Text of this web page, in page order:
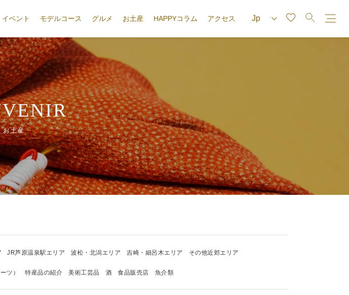
イベント モデルコース グルメ お土産 HAPPYコラム アクセス
お土産
JR芦原温泉駅エリア 波松・北潟エリア 吉崎・細呂木エリア その他近郊エリア
ツ） 特産品の紹介 美術工芸品 酒 食品販売店 魚介類